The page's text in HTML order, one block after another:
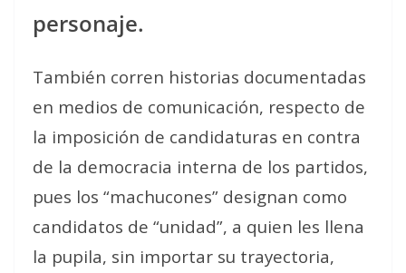
personaje.
También corren historias documentadas
en medios de comunicación, respecto de
la imposición de candidaturas en contra
de la democracia interna de los partidos,
pues los “machucones” designan como
candidatos de “unidad”, a quien les llena
la pupila, sin importar su trayectoria,